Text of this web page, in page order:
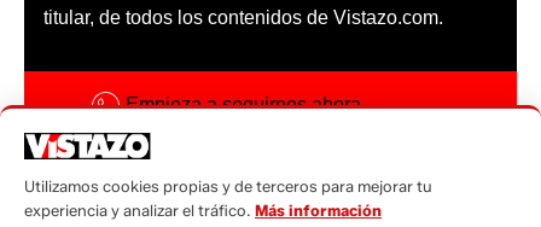
titular, de todos los contenidos de Vistazo.com.
Empieza a seguirnos ahora
Código ética
Utilizamos cookies propias y de terceros para mejorar tu
experiencia y analizar el tráfico. Más información